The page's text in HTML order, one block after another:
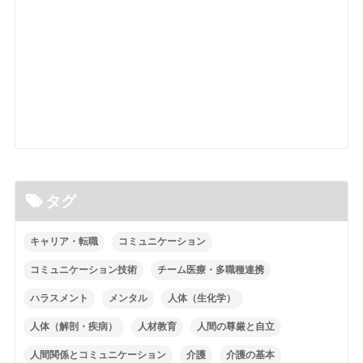
タグ
キャリア・転職 コミュニケーション
コミュニケーション技術 チーム医療・多職種連携
ハラスメント メンタル 人体（生化学）
人体（解剖・疾病） 人材教育 人間の尊厳と自立
人間関係とコミュニケーション 介護 介護の基本